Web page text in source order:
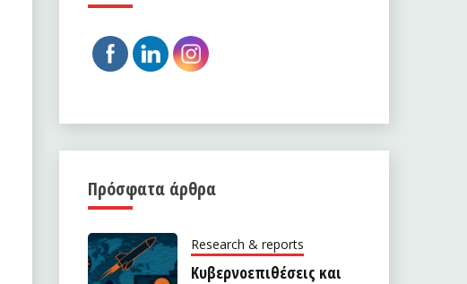
Πρόσφατα άρθρα
Research & reports
Κυβερνοεπιθέσεις και